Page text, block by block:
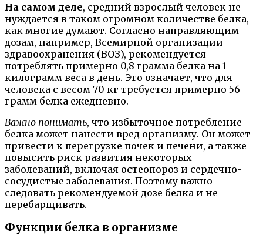
На самом деле, средний взрослый человек не
нуждается в таком огромном количестве белка,
как многие думают. Согласно направляющим
дозам, например, Всемирной организации
здравоохранения (ВОЗ), рекомендуется
потреблять примерно 0,8 грамма белка на 1
килограмм веса в день. Это означает, что для
человека с весом 70 кг требуется примерно 56
грамм белка ежедневно.
Важно понимать, что избыточное потребление
белка может нанести вред организму. Он может
привести к перегрузке почек и печени, а также
повысить риск развития некоторых
заболеваний, включая остеопороз и сердечно-
сосудистые заболевания. Поэтому важно
следовать рекомендуемой дозе белка и не
перебарщивать.
Функции белка в организме